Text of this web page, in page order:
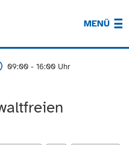
MENÜ
09:00 - 16:00 Uhr